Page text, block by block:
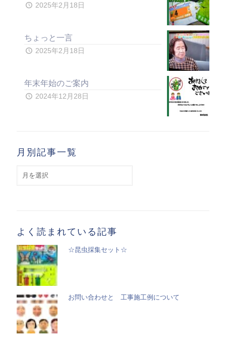
2025年2月18日
ちょっと一言
2025年2月18日
年末年始のご案内
2024年12月28日
月別記事一覧
よく読まれている記事
☆昆虫採集セット☆
お問い合わせと 工事施工例について